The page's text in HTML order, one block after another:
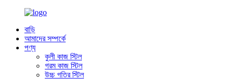
বাড়ি
আমাদের সম্পর্কে
পণ্য
কুলী কাজ স্টিল
গরম কাজ স্টিল
উচ্চ গতির স্টিল